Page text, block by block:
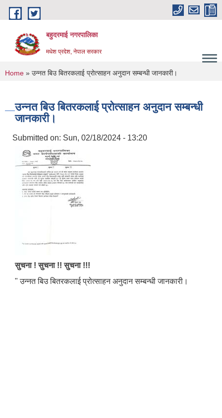
Skip to main content
बहुदरमाई नगरपालिका
मधेश प्रदेश, नेपाल सरकार
You are here
Home » उन्नत बिउ बितरकलाई प्रोत्साहन अनुदान सम्बन्धी जानकारी।
उन्नत बिउ बितरकलाई प्रोत्साहन अनुदान सम्बन्धी
जानकारी।
Submitted on: Sun, 02/18/2024 - 13:20
सुचना ! सुचना !! सुचना !!!
" उन्नत बिउ बितरकलाई प्रोत्साहन अनुदान सम्बन्धी जानकारी।